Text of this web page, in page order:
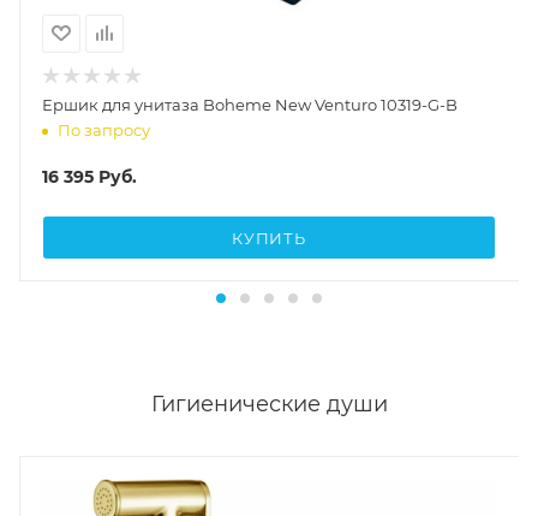
Ершик для унитаза Boheme New Venturo 10319-G-B
По запросу
16 395 Руб.
КУПИТЬ
Гигиенические души